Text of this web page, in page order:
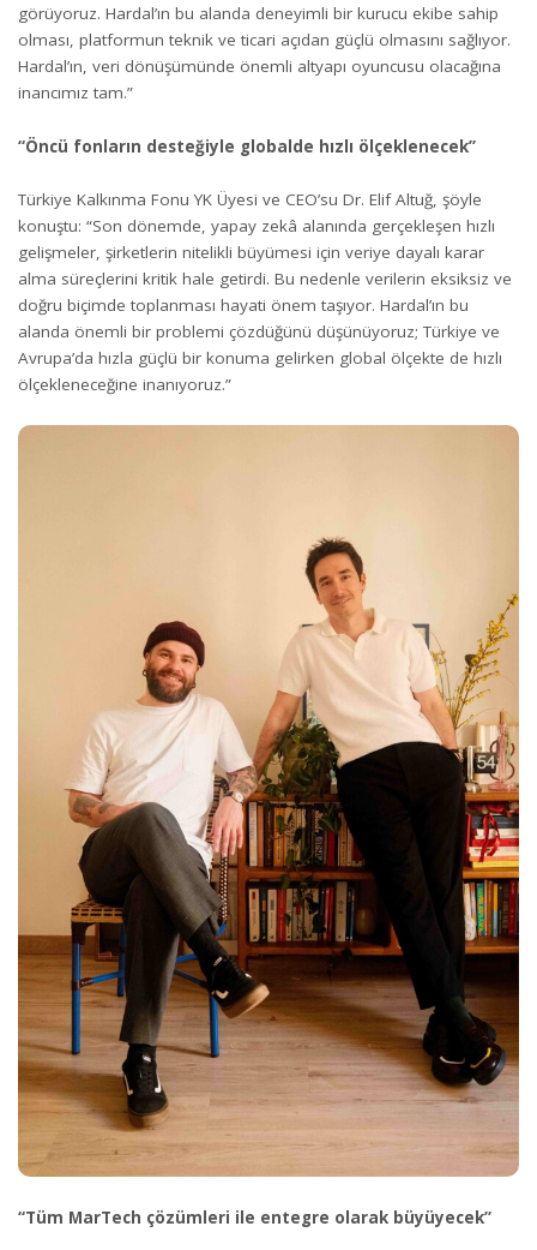
görüyoruz. Hardal’ın bu alanda deneyimli bir kurucu ekibe sahip
olması, platformun teknik ve ticari açıdan güçlü olmasını sağlıyor.
Hardal’ın, veri dönüşümünde önemli altyapı oyuncusu olacağına
inancımız tam.”
“Öncü fonların desteğiyle globalde hızlı ölçeklenecek”
Türkiye Kalkınma Fonu YK Üyesi ve CEO’su Dr. Elif Altuğ, şöyle
konuştu: “Son dönemde, yapay zekâ alanında gerçekleşen hızlı
gelişmeler, şirketlerin nitelikli büyümesi için veriye dayalı karar
alma süreçlerini kritik hale getirdi. Bu nedenle verilerin eksiksiz ve
doğru biçimde toplanması hayati önem taşıyor. Hardal’ın bu
alanda önemli bir problemi çözdüğünü düşünüyoruz; Türkiye ve
Avrupa’da hızla güçlü bir konuma gelirken global ölçekte de hızlı
ölçekleneceğine inanıyoruz.”
“Tüm MarTech çözümleri ile entegre olarak büyüyecek”